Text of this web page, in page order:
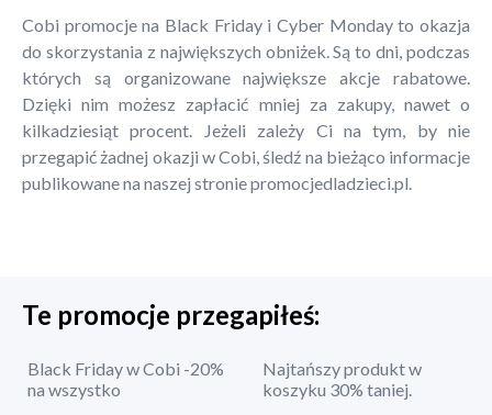
Cobi promocje na Black Friday i Cyber Monday to okazja
do skorzystania z największych obniżek. Są to dni, podczas
których są organizowane największe akcje rabatowe.
Dzięki nim możesz zapłacić mniej za zakupy, nawet o
kilkadziesiąt procent. Jeżeli zależy Ci na tym, by nie
przegapić żadnej okazji w Cobi, śledź na bieżąco informacje
publikowane na naszej stronie promocjedladzieci.pl.
Te promocje przegapiłeś:
Black Friday w Cobi -20%
na wszystko
Najtańszy produkt w
koszyku 30% taniej.